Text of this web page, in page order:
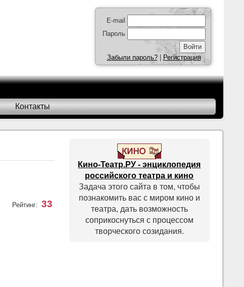
E-mail
Пароль
Забыли пароль?| Регистрация
Контакты
Рейтинг: 33
Кино-Театр.РУ - энциклопедия
российского театра и кино
Задача этого сайта в том, чтобы
познакомить вас с миром кино и
театра, дать возможность
соприкоснуться с процессом
творческого созидания.